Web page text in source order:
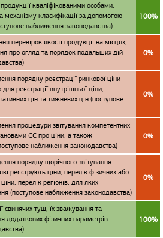
кваліфікованими особами,
механізму класифікації за допомогою
наближення законодавства)
100%
перевірок якості продукції на місцях,
про огляд та порядок подальших дій
0%
порядку реєстрації ринкової ціни
реєстрації внутрішньої ціни,
цін та тижневих цін (поступове
0%
процедури звітування компетентних
ЄС про ціни, а також
наближення законодавства)
0%
порядку щорічного звітування
реєструють ціни, перелік фізичних або
перелік регіонів, для яких
(поступове наближення законодавства)
0%
свинячих туш, їх зважування та
додаткових фізичних параметрів
100%